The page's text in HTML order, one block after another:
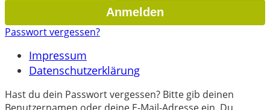
Passwort vergessen?
Impressum
Datenschutzerklärung
Hast du dein Passwort vergessen? Bitte gib deinen